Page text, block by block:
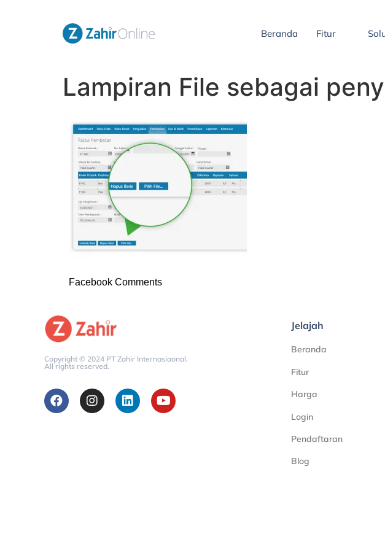
Beranda Fitur
Lampiran File sebagai
Facebook Comments
Copyright © 2024 PT Zahir Internasiaonal.
All rights reserved.
Jelajah
Beranda
Fitur
Harga
Login
Pendaftaran
Blog